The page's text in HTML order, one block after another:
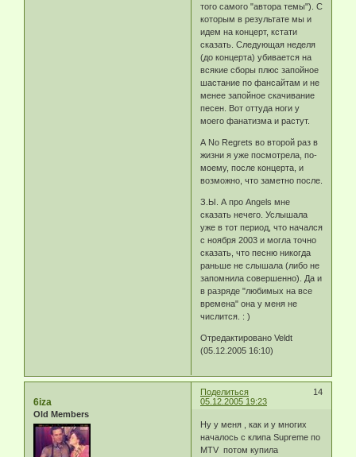
того самого "автора темы"). С
которым в результате мы и
идем на концерт, кстати
сказать. Следующая неделя
(до концерта) убивается на
всякие сборы плюс запойное
шастание по фансайтам и не
менее запойное скачивание
песен. Вот оттуда ноги у
моего фанатизма и растут.
А No Regrets во второй раз в
жизни я уже посмотрела, по-
моему, после концерта, и
возможно, что заметно после.
З.Ы. А про Angels мне
сказать нечего. Услышала
уже в тот период, что начался
с ноября 2003 и могла точно
сказать, что песню никогда
раньше не слышала (либо не
запомнила совершенно). Да и
в разряде "любимых на все
времена" она у меня не
числится. : )
Отредактировано Veldt
(05.12.2005 16:10)
Поделиться
14
05.12.2005 19:23
6iza
Old Members
Ну у меня , как и у многих
началось с клипа Supreme по
MTV потом купила